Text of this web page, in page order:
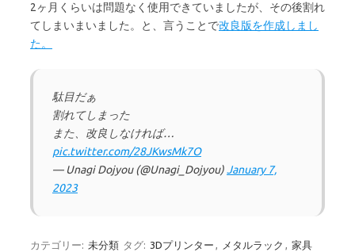
2ヶ月くらいは問題なく使用できていましたが、その後割れ
てしまいまいました。と、言うことで改良版を作成しまし
た。
駄目だぁ
割れてしまった
また、改良しなければ…
pic.twitter.com/28JKwsMk7O
— Unagi Dojyou (@Unagi_Dojyou)January 7,
2023
カテゴリー: 未分類 タグ: 3Dプリンター , メタルラック , 家具